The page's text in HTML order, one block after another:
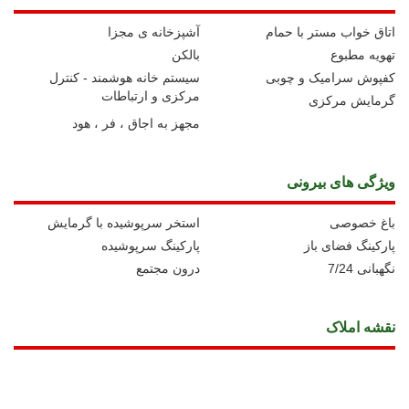
آشپزخانه ی مجزا
اتاق خواب مستر با حمام
بالکن
تهویه مطبوع
سیستم خانه هوشمند - کنترل
مرکزی و ارتباطات
کفپوش سرامیک و چوبی
گرمایش مرکزی
مجهز به اجاق ، فر ، هود
ویژگی های بیرونی
استخر سرپوشیده با گرمایش
باغ خصوصی
پارکینگ سرپوشیده
پارکینگ فضای باز
درون مجتمع
نگهبانی 7/24
نقشه املاک